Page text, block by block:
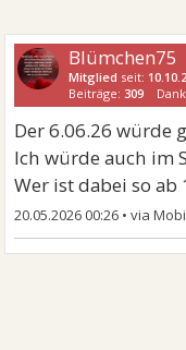
Blümchen75
Mitglied seit:
Beiträge: 309
Der 6.06.26 würde
Ich würde auch im
Wer ist dabei so ab
20.05.2026 00:26 •